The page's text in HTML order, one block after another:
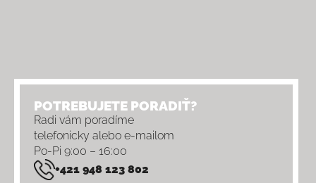
POTREBUJETE PORADIŤ?
Radi vám poradíme
telefonicky alebo e-mailom
Po-Pi 9:00 – 16:00
+421 948 123 802